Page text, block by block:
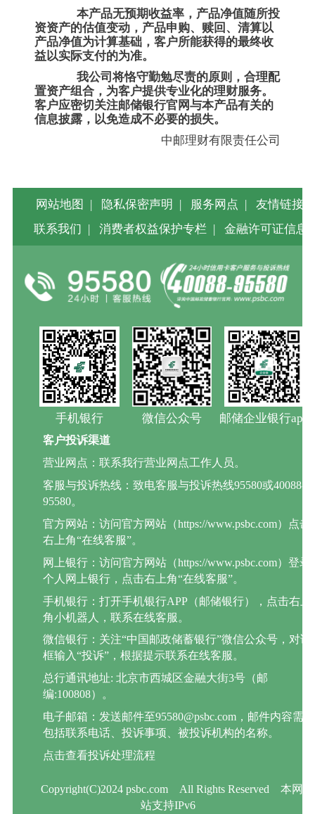
本产品无预期收益率，产品净值随所投
资资产的估值变动，产品申购、赎回、清算以
产品净值为计算基础，客户所能获得的最终收
益以实际支付的为准。
我公司将恪守勤勉尽责的原则，合理配
置资产组合，为客户提供专业化的理财服务。
客户应密切关注邮储银行官网与本产品有关的
信息披露，以免造成不必要的损失。
中邮理财有限责任公司
网站地图 隐私保密声明 服务网点 友情链接
联系我们
消费者权益保护专栏 金融许可证信息
手机银行 微信公众号 邮储企业银行app
Copyright(C)2024 psbc.com All Rights Reserved
本网
站支持IPv6
客户投诉渠道
营业网点：联系我行营业网点工作人员。
客服与投诉热线：致电客服与投诉热线95580或40088-
95580。
官方网站：访问官方网站（https://www.psbc.com）点击
右上角“在线客服”。
网上银行：访问官方网站（https://www.psbc.com）登录
个人网上银行，点击右上角“在线客服”。
手机银行：打开手机银行APP（邮储银行），点击右上
角小机器人，联系在线客服。
微信银行：关注“中国邮政储蓄银行”微信公众号，对话
框输入“投诉”，根据提示联系在线客服。
总行通讯地址: 北京市西城区金融大街3号（邮
编:100808）。
电子邮箱：发送邮件至95580@psbc.com，邮件内容需
包括联系电话、投诉事项、被投诉机构的名称。
点击查看投诉处理流程